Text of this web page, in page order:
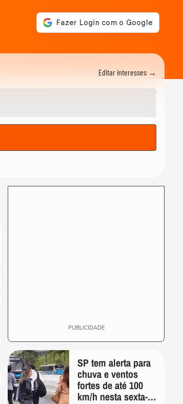
conta como ela mudou sua
vida e despertou...
ACAMPAMENTO SONORA
do Apelido Criado Pelo
Cachorrinha 'rejeita' hit
Editar interesses →
PUBLICIDADE
SP tem alerta para
chuva e ventos
fortes de até 100
km/h nesta sexta-